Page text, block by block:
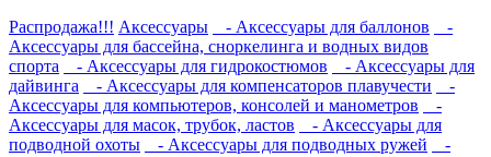
Распродажа!!! Аксессуары - Аксессуары для баллонов
-
Аксессуары для бассейна, сноркелинга и водных видов
спорта
- Аксессуары для гидрокостюмов
- Аксессуары для
дайвинга
- Аксессуары для компенсаторов плавучести
-
Аксессуары для компьютеров, консолей и манометров
-
Аксессуары для масок, трубок, ластов
- Аксессуары для
подводной охоты
- Аксессуары для подводных ружей
-